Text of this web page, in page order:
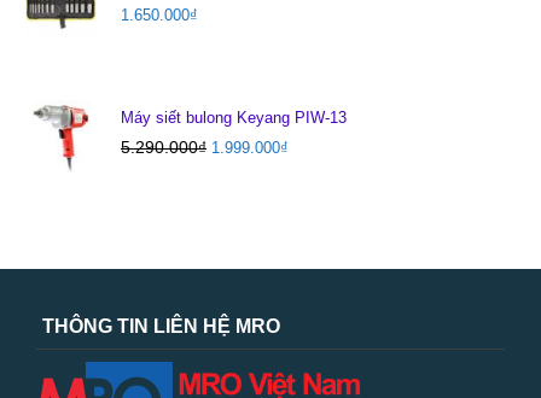
1.650.000₫
Máy siết bulong Keyang PIW-13
5.290.000₫ 1.999.000₫
THÔNG TIN LIÊN HỆ MRO